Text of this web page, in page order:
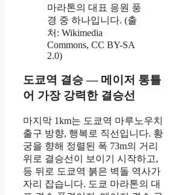
마라톤의 대표 응원 풍
경 중 하나입니다. (출
처: Wikimedia
Commons, CC BY-SA
2.0)
도쿄역 결승 — 메이저 통틀
어 가장 강력한 결승선
마지막 1km는 도쿄역 마루노우치
출구 방향, 행복로 직선입니다. 황
궁을 향해 정렬된 폭 73m의 거리
위로 결승선이 보이기 시작하고,
등 뒤로 도쿄역 붉은 벽돌 역사가
자리 잡습니다. 도쿄 마라톤의 대